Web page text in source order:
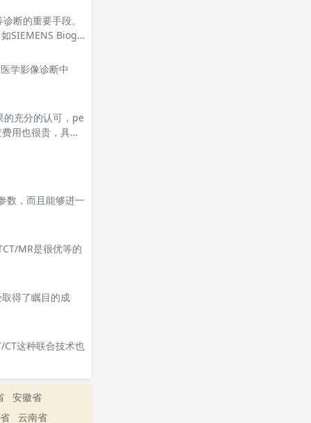
断的重要手段。
SIEMENS Biogr
学影像诊断中
的充分的认可，pe
用也很贵，具体
数，而且能够进一
MR是很优等的
得了瞩目的成
CT这种联合技术也
安徽省
云南省